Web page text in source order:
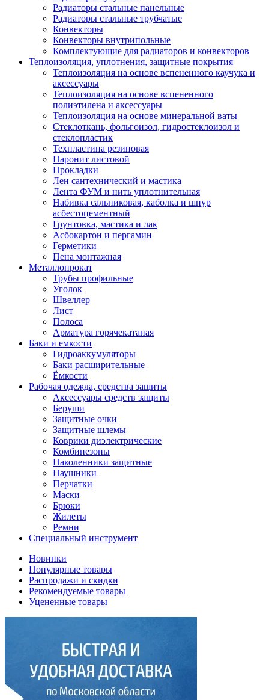
Радиаторы стальные панельные
Радиаторы стальные трубчатые
Конвекторы
Конвекторы внутрипольные
Комплектующие для радиаторов и конвекторов
Теплоизоляция, уплотнения, защитные покрытия
Теплоизоляция на основе вспененного каучука и
аксессуары
Теплоизоляция на основе вспененного
полиэтилена и аксессуары
Теплоизоляция на основе минеральной ваты
Стеклоткань, фольгоизол, гидростеклоизол и
стеклопластик
Техпластина резиновая
Паронит листовой
Прокладки
Лен сантехнический и мастика
Лента ФУМ и нить уплотнительная
Набивка сальниковая, каболка и шнур
асбестоцементный
Грунтовка, мастика и лак
Асбокартон и пергамин
Герметики
Пена монтажная
Металлопрокат
Трубы профильные
Уголок
Швеллер
Лист
Полоса
Арматура горячекатаная
Баки и емкости
Гидроаккумуляторы
Баки расширительные
Ёмкости
Рабочая одежда, средства защиты
Аксессуары средств защиты
Беруши
Защитные очки
Защитные шлемы
Коврики диэлектрические
Комбинезоны
Наколенники защитные
Наушники
Перчатки
Маски
Брюки
Жилеты
Ремни
Специальный инструмент
Новинки
Популярные товары
Распродажи и скидки
Рекомендуемые товары
Уцененные товары